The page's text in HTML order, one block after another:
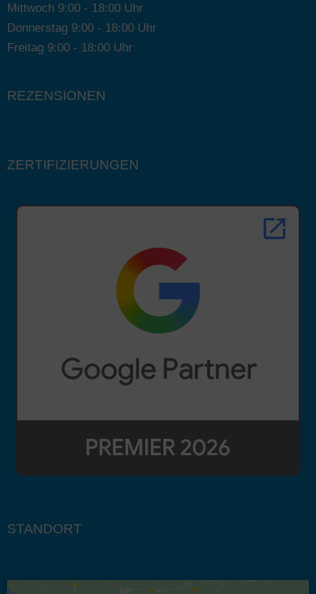
Mittwoch 9:00 - 18:00 Uhr
Donnerstag 9:00 - 18:00 Uhr
Freitag 9:00 - 18:00 Uhr
REZENSIONEN
ZERTIFIZIERUNGEN
STANDORT